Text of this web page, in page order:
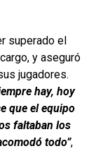
superado el
y aseguró
jugadores.
hay, hoy
que el equipo
faltaban los
todo”,